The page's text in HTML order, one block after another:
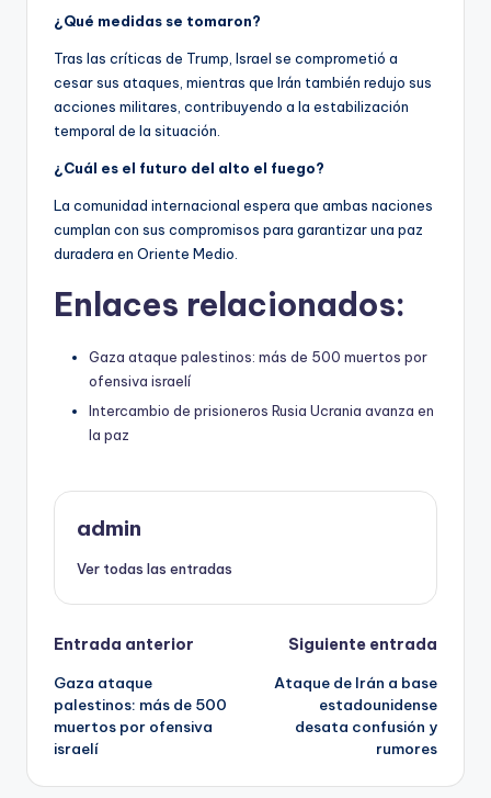
¿Qué medidas se tomaron?
Tras las críticas de Trump, Israel se comprometió a
cesar sus ataques, mientras que Irán también redujo sus
acciones militares, contribuyendo a la estabilización
temporal de la situación.
¿Cuál es el futuro del alto el fuego?
La comunidad internacional espera que ambas naciones
cumplan con sus compromisos para garantizar una paz
duradera en Oriente Medio.
Enlaces relacionados:
Gaza ataque palestinos: más de 500 muertos por
ofensiva israelí
Intercambio de prisioneros Rusia Ucrania avanza en
la paz
admin
Ver todas las entradas
Navegación
de
entradas
Entrada anterior
Gaza ataque
palestinos: más de 500
muertos por ofensiva
israelí
Siguiente entrada
Ataque de Irán a base
estadounidense
desata confusión y
rumores